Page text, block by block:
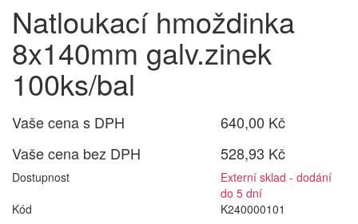
Natloukací hmoždinka
8x140mm galv.zinek
100ks/bal
Vaše cena s DPH
640,00 Kč
Vaše cena bez DPH
528,93 Kč
Dostupnost
Externí sklad - dodání
do 5 dní
Kód
K240000101